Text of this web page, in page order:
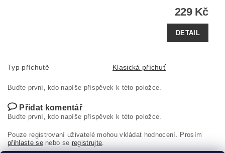
229 Kč
DETAIL
Typ příchutě Klasická příchuť
Buďte první, kdo napíše příspěvek k této položce.
Přidat komentář
Buďte první, kdo napíše příspěvek k této položce.
Pouze registrovaní uživatelé mohou vkládat hodnocení. Prosím
přihlaste senebo se registrujte